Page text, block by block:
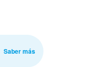
Saber más